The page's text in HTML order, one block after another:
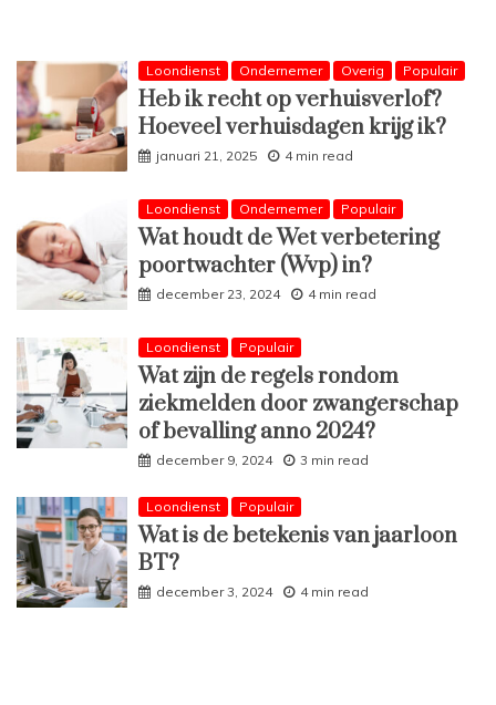
Loondienst Ondernemer Overig Populair
Heb ik recht op verhuisverlof?
Hoeveel verhuisdagen krijg ik?
januari 21, 2025 4 min read
Loondienst Ondernemer Populair
Wat houdt de Wet verbetering
poortwachter (Wvp) in?
december 23, 2024 4 min read
Loondienst Populair
Wat zijn de regels rondom
ziekmelden door zwangerschap
of bevalling anno 2024?
december 9, 2024 3 min read
Loondienst Populair
Wat is de betekenis van jaarloon
BT?
december 3, 2024 4 min read